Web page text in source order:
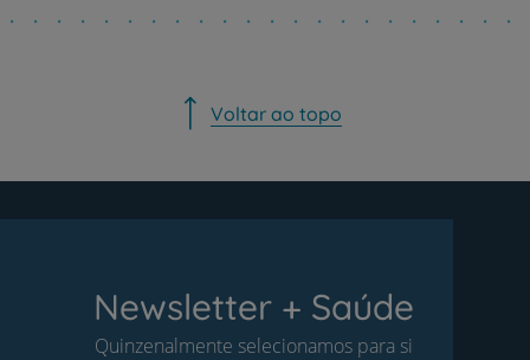
Voltar ao topo
Newsletter + Saúde
Quinzenalmente selecionamos para si